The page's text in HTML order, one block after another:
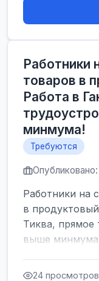
Работники
товаров в
Работа в
минмума!
Требуются
Опубликовано:
Работники на
в
Тиква, прямое
выше
24 просмотров